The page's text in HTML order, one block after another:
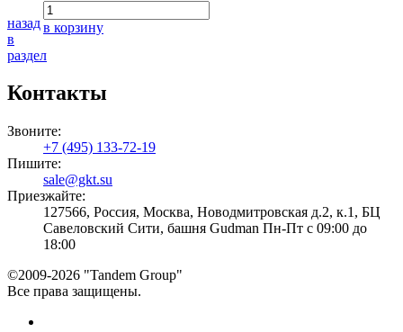
в корзину
назад
в
раздел
Контакты
Звоните:
+7 (495) 133-72-19
Пишите:
sale@gkt.su
Приезжайте:
127566, Россия, Москва, Новодмитровская д.2, к.1, БЦ
Савеловский Сити, башня Gudman Пн-Пт с 09:00 до
18:00
©2009-2026 "Tandem Group"
Все права защищены.